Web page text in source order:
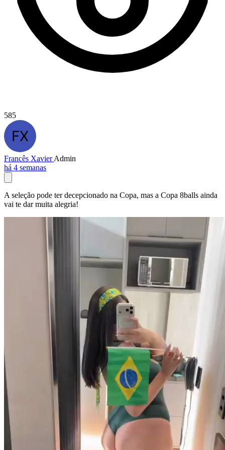
585
Francês XavierAdmin
há 4 semanas
A seleção pode ter decepcionado na Copa, mas a Copa 8balls ainda
vai te dar muita alegria!